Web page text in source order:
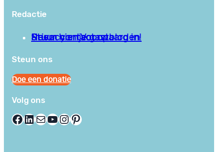
Redactie
Privacy en Voorwaarden
Stuur hier je gastblog in!
Neem contact op
Steun ons
Doe een donatie
Volg ons
Facebook LinkedIn E-mail YouTube InstagramPinterest